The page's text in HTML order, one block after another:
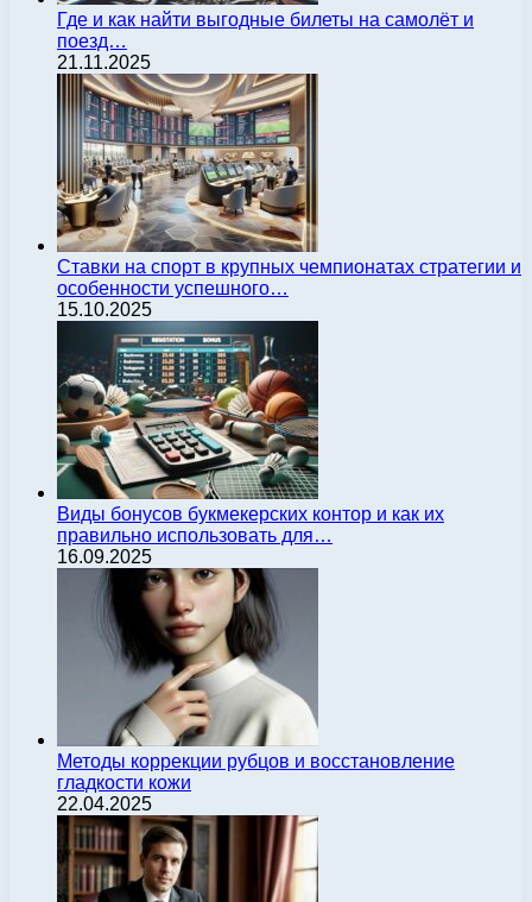
Где и как найти выгодные билеты на самолёт и
поезд…
21.11.2025
Ставки на спорт в крупных чемпионатах стратегии и
особенности успешного…
15.10.2025
Виды бонусов букмекерских контор и как их
правильно использовать для…
16.09.2025
Методы коррекции рубцов и восстановление
гладкости кожи
22.04.2025